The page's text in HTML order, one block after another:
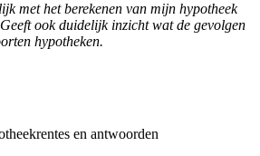
met het berekenen van mijn hypotheek
ook duidelijk inzicht wat de gevolgen
hypotheken.
en antwoorden